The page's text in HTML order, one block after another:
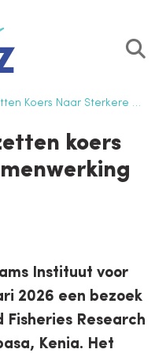
Naar Sterkere Samenwerking
koers
Instituut voor
2026 een bezoek
Fisheries Research
Kenia. Het